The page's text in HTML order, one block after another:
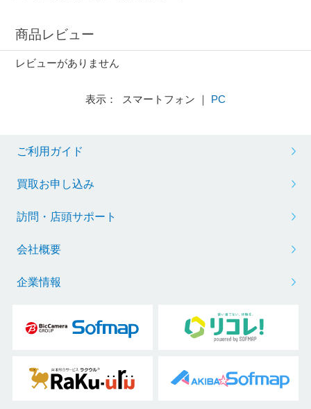
商品レビュー
レビューがありません
表示： スマートフォン ｜ PC
ご利用ガイド
買取お申し込み
訪問・店頭サポート
会社概要
企業情報